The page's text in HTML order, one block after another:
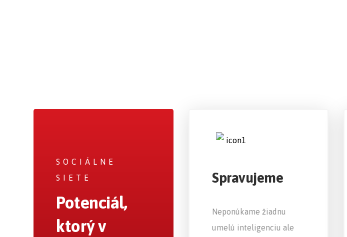
SOCIÁLNE
SIETE
Potenciál,
ktorý v
Spravujeme
Neponúkame žiadnu
umelú inteligenciu ale